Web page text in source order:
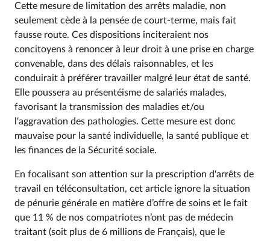
Cette mesure de limitation des arrêts maladie, non
seulement cède à la pensée de court-terme, mais fait
fausse route. Ces dispositions inciteraient nos
concitoyens à renoncer à leur droit à une prise en charge
convenable, dans des délais raisonnables, et les
conduirait à préférer travailler malgré leur état de santé.
Elle poussera au présentéisme de salariés malades,
favorisant la transmission des maladies et/ou
l'aggravation des pathologies. Cette mesure est donc
mauvaise pour la santé individuelle, la santé publique et
les finances de la Sécurité sociale.
En focalisant son attention sur la prescription d'arrêts de
travail en téléconsultation, cet article ignore la situation
de pénurie générale en matière d’offre de soins et le fait
que 11 % de nos compatriotes n’ont pas de médecin
traitant (soit plus de 6 millions de Français), que le